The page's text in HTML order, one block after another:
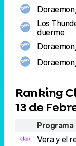
Los
duerme
Ranking
13 de
Programa
Vera y el